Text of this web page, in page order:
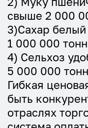
свыше 2 000
3)Сахар
1 000 000
4) Сельхоз
5 000 000
Гибкая
быть
отраслях